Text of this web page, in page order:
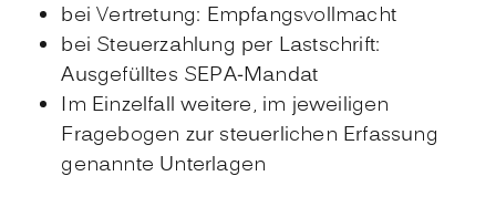
bei Vertretung: Empfangsvollmacht
bei Steuerzahlung per Lastschrift:
Ausgefülltes SEPA-Mandat
Im Einzelfall weitere, im jeweiligen
Fragebogen zur steuerlichen Erfassung
genannte Unterlagen